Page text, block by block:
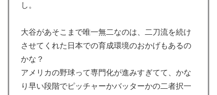
海外でも凄すぎると絶賛
▶ 海外「海外発祥なのに、今では日本で定着してるものっ
て何？その逆も教えて！」（海外の反応）
▶ 大地震が起きても手術をやり遂げる日本の医療チーム、
海外でも凄すぎると絶賛
し。
大谷があそこまで唯一無二なのは、二刀流を続け
させてくれた日本での育成環境のおかげもあるの
かな？
アメリカの野球って専門化が進みすぎてて、かな
り早い段階でピッチャーかバッターかの二者択一